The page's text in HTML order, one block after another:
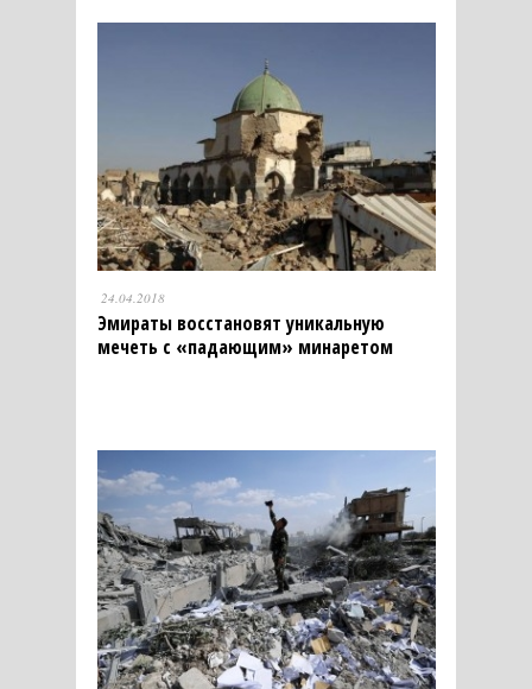
24.04.2018
Эмираты восстановят уникальную
мечеть с «падающим» минаретом